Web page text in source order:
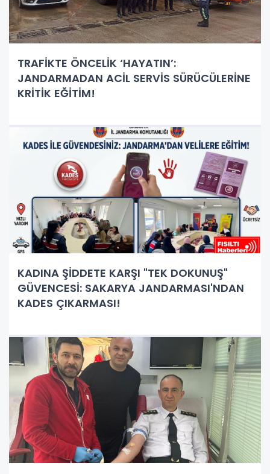
TRAFİKTE ÖNCELİK ‘HAYATIN’:
JANDARMADAN ACİL SERVİS SÜRÜCÜLERİNE
KRİTİK EĞİTİM!
KADINA ŞİDDETE KARŞI "TEK DOKUNUŞ"
GÜVENCESİ: SAKARYA JANDARMASI'NDAN
KADES ÇIKARMASI!